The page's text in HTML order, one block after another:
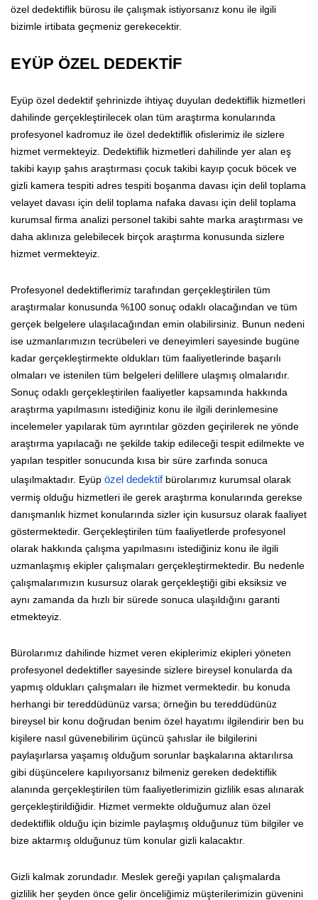
özel dedektiflik bürosu ile çalışmak istiyorsanız konu ile ilgili
bizimle irtibata geçmeniz gerekecektir.
EYÜP ÖZEL DEDEKTİF
Eyüp özel dedektif şehrinizde ihtiyaç duyulan dedektiflik hizmetleri
dahilinde gerçekleştirilecek olan tüm araştırma konularında
profesyonel kadromuz ile özel dedektiflik ofislerimiz ile sizlere
hizmet vermekteyiz. Dedektiflik hizmetleri dahilinde yer alan eş
takibi kayıp şahıs araştırması çocuk takibi kayıp çocuk böcek ve
gizli kamera tespiti adres tespiti boşanma davası için delil toplama
velayet davası için delil toplama nafaka davası için delil toplama
kurumsal firma analizi personel takibi sahte marka araştırması ve
daha aklınıza gelebilecek birçok araştırma konusunda sizlere
hizmet vermekteyiz.
Profesyonel dedektiflerimiz tarafından gerçekleştirilen tüm
araştırmalar konusunda %100 sonuç odaklı olacağından ve tüm
gerçek belgelere ulaşılacağından emin olabilirsiniz. Bunun nedeni
ise uzmanlarımızın tecrübeleri ve deneyimleri sayesinde bugüne
kadar gerçekleştirmekte oldukları tüm faaliyetlerinde başarılı
olmaları ve istenilen tüm belgeleri delillere ulaşmış olmalarıdır.
Sonuç odaklı gerçekleştirilen faaliyetler kapsamında hakkında
araştırma yapılmasını istediğiniz konu ile ilgili derinlemesine
incelemeler yapılarak tüm ayrıntılar gözden geçirilerek ne yönde
araştırma yapılacağı ne şekilde takip edileceği tespit edilmekte ve
yapılan tespitler sonucunda kısa bir süre zarfında sonuca
ulaşılmaktadır. Eyüp özel dedektifbürolarımız kurumsal olarak
vermiş olduğu hizmetleri ile gerek araştırma konularında gerekse
danışmanlık hizmet konularında sizler için kusursuz olarak faaliyet
göstermektedir. Gerçekleştirilen tüm faaliyetlerde profesyonel
olarak hakkında çalışma yapılmasını istediğiniz konu ile ilgili
uzmanlaşmış ekipler çalışmaları gerçekleştirmektedir. Bu nedenle
çalışmalarımızın kusursuz olarak gerçekleştiği gibi eksiksiz ve
aynı zamanda da hızlı bir sürede sonuca ulaşıldığını garanti
etmekteyiz.
Bürolarımız dahilinde hizmet veren ekiplerimiz ekipleri yöneten
profesyonel dedektifler sayesinde sizlere bireysel konularda da
yapmış oldukları çalışmaları ile hizmet vermektedir. bu konuda
herhangi bir tereddüdünüz varsa; örneğin bu tereddüdünüz
bireysel bir konu doğrudan benim özel hayatımı ilgilendirir ben bu
kişilere nasıl güvenebilirim üçüncü şahıslar ile bilgilerini
paylaşırlarsa yaşamış olduğum sorunlar başkalarına aktarılırsa
gibi düşüncelere kapılıyorsanız bilmeniz gereken dedektiflik
alanında gerçekleştirilen tüm faaliyetlerimizin gizlilik esas alınarak
gerçekleştirildiğidir. Hizmet vermekte olduğumuz alan özel
dedektiflik olduğu için bizimle paylaşmış olduğunuz tüm bilgiler ve
bize aktarmış olduğunuz tüm konular gizli kalacaktır.
Gizli kalmak zorundadır. Meslek gereği yapılan çalışmalarda
gizlilik her şeyden önce gelir önceliğimiz müşterilerimizin güvenini